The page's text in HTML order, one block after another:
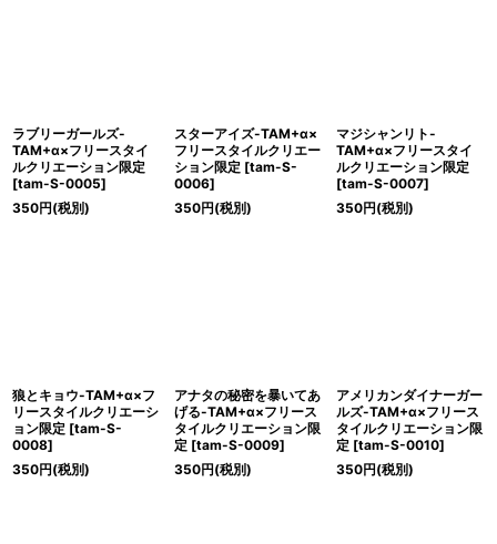
ラブリーガールズ-
TAM+α×フリースタイ
ルクリエーション限定
[tam-S-0005]
350円(税別)
スターアイズ-TAM+α×
フリースタイルクリエー
ション限定 [tam-S-
0006]
350円(税別)
マジシャンリト-
TAM+α×フリースタイ
ルクリエーション限定
[tam-S-0007]
350円(税別)
狼とキョウ-TAM+α×フ
リースタイルクリエーシ
ョン限定 [tam-S-
0008]
350円(税別)
アナタの秘密を暴いてあ
げる-TAM+α×フリース
タイルクリエーション限
定 [tam-S-0009]
350円(税別)
アメリカンダイナーガー
ルズ-TAM+α×フリース
タイルクリエーション限
定 [tam-S-0010]
350円(税別)